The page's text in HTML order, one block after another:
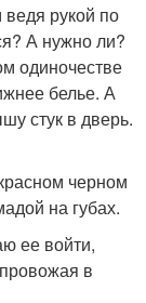
рукой по
А нужно ли?
одиночестве
белье. А
стук в дверь.
черном
на губах.
ее войти,
в